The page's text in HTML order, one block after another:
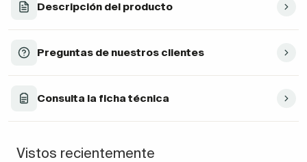
Descripción del producto
Preguntas de nuestros clientes
Consulta la ficha técnica
Vistos recientemente